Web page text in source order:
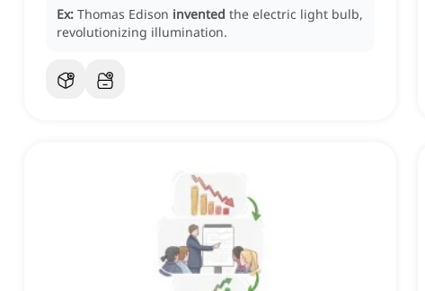
Ex: Thomas Edison invented the electric light bulb,
revolutionizing illumination.